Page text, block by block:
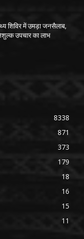
शिविर में उमड़ा जनसैलाब,
उपचार का लाभ
8338
871
373
179
18
16
15
11